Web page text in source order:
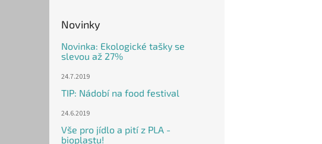
Novinky
Novinka: Ekologické tašky se
slevou až 27%
24.7.2019
TIP: Nádobí na food festival
24.6.2019
Vše pro jídlo a pití z PLA -
bioplastu!